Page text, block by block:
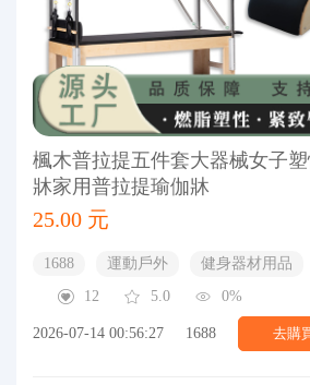
楓木普拉提五件套大器械女子
牀家用普拉提瑜伽牀
25.00 元
1688 運動戶外 健身器材用品
12
5.0 0%
2026-07-14 00:56:27 1688 去購